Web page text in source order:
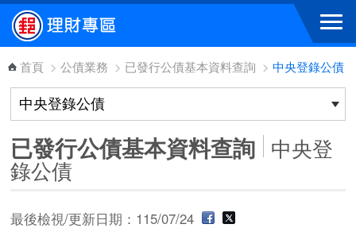
跳到主要內容區塊
首頁 > 公債業務 > 已發行公債基本資料查詢 > 中央登錄公債
已發行公債基本資料查詢 中央登
錄公債
最後檢視/更新日期：115/07/24